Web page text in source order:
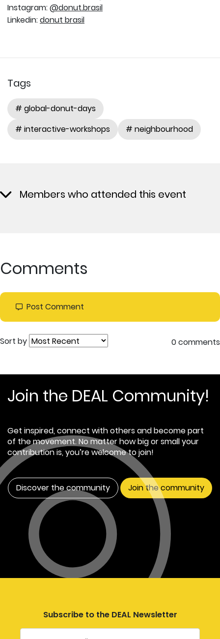
Instagram:@donut.brasil
Linkedin:donut brasil
Tags
# global-donut-days
# interactive-workshops
# neighbourhood
Members who attended this event
Comments
Post Comment
Sort by 0 comments
Join the DEAL Community!
Get inspired, connect with others and become part
of the movement. No matter how big or small your
contribution is, you’re welcome to join!
Discover the community Join the community
Subscribe to the DEAL Newsletter